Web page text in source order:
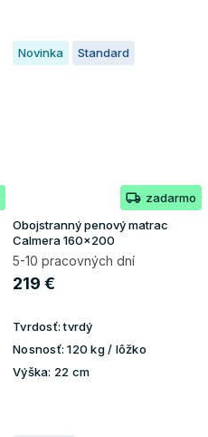
Novinka Standard
zadarmo
Obojstranný penový matrac
Calmera 160x200
5-10 pracovných dní
219 €
Tvrdosť:tvrdý
Nosnosť: 120 kg / lôžko
Výška: 22 cm